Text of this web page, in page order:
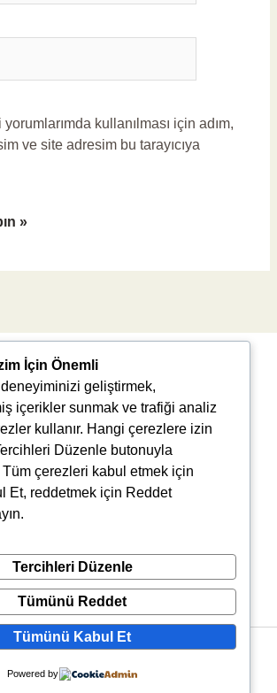
kullanılması için adım,
ve site adresim bu tarayıcıya
8976. Sk., 35550 Çiğli/İzmir
info@vlbtech.com
© 2026 VLBtech | Powered by VLBtech
İçin Önemli
geliştirmek,
içerikler sunmak ve trafiği analiz
kullanır. Hangi çerezlere izin
Düzenle butonuyla
çerezleri kabul etmek için
Et, reddetmek için Reddet
Tercihleri Düzenle
Tümünü Reddet
Tümünü Kabul Et
Powered by